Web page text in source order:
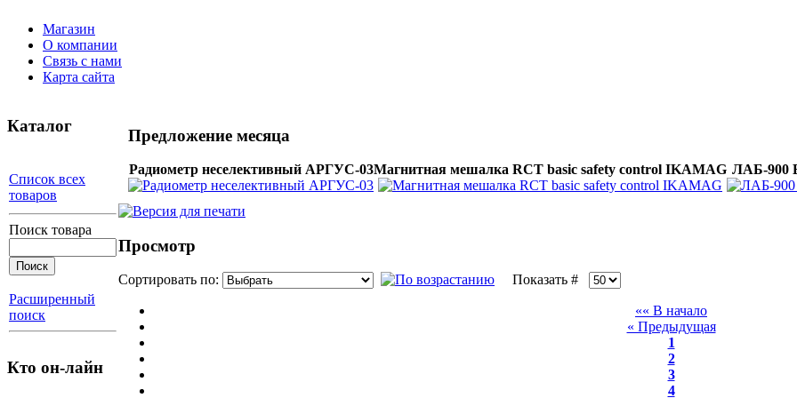
Магазин
О компании
Связь с нами
Карта сайта
Каталог
Список всех
товаров
Поиск товара
Расширенный
поиск
Кто он-лайн
Предложение месяца
Радиометр неселективный АРГУС-03Магнитная мешалка RCT basic safety control IKAMAG ЛАБ-900
Просмотр
Сортировать по: Показать #
«« В начало
« Предыдущая
1
2
3
4